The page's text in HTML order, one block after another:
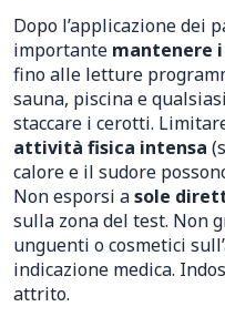
Dopo l’applicazione dei
importante mantenere
fino alle letture
sauna, piscina e
staccare i cerotti.
attività fisica intensa
calore e il sudore
Non esporsi asole
sulla zona del test. Non
unguenti o cosmetici
indicazione medica.
attrito.